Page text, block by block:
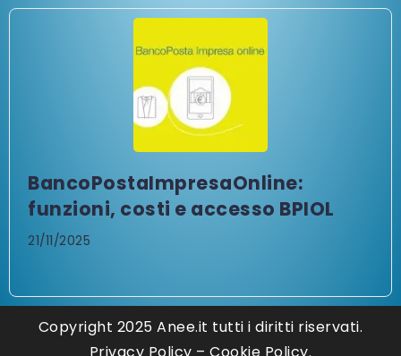
BancoPostaImpresaOnline:
funzioni, costi e accesso BPIOL
21/11/2025
Copyright 2025 Anee.it tutti i diritti riservati.
Privacy Policy –Cookie Policy.